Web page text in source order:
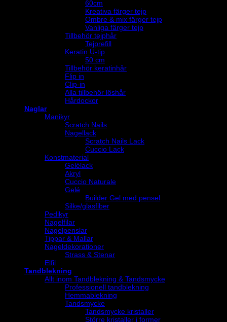
60cm
Kreativa färger tejp
Ombre & mix färger tejp
Vanliga färger tejp
Tillbehör tejphår
Tejprefill
Keratin U-tip
50 cm
Tillbehör keratinhår
Flip in
Clip-in
Alla tillbehör löshår
Hårdockor
Naglar
Manikyr
Scratch Nails
Nagellack
Scratch Nails Lack
Cuccio Lack
Konstmaterial
Gelélack
Akryl
Cuccio Naturale
Gelé
Builder Gel med pensel
Silke/glasfiber
Pedikyr
Nagelfilar
Nagelpenslar
Tippar & Mallar
Nageldekorationer
Strass & Stenar
Elfil
Tandblekning
Allt inom Tandblekning & Tandsmycke
Professionell tandblekning
Hemmablekning
Tandsmycke
Tandsmycke kristaller
Större kristaller i former